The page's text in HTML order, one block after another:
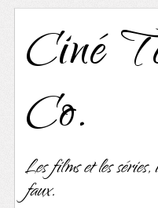
Ciné
Co.
Les films et les
faux.